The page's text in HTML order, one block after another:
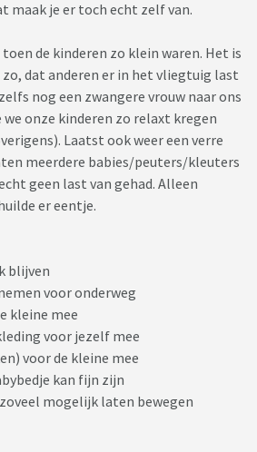
maak je er toch echt zelf van.
de kinderen zo klein waren. Het is
dat anderen er in het vliegtuig last
nog een zwangere vrouw naar ons
onze kinderen zo relaxt kregen
Laatst ook weer een verre
meerdere babies/peuters/kleuters
geen last van gehad. Alleen
er eentje.
blijven
voor onderweg
kleine mee
voor jezelf mee
voor de kleine mee
kan fijn zijn
mogelijk laten bewegen